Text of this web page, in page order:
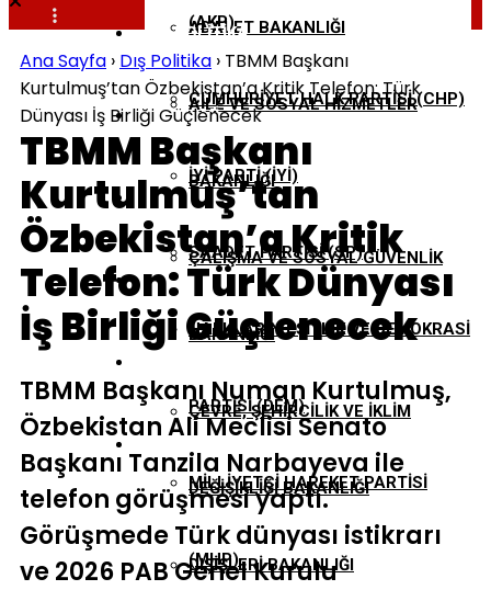
(AKP)
CUMHURIYET HALK PARTISI (CHP)
İYI PARTI (İYİ)
SAADET PARTISI (SP)
HALKLARIN EŞITLIK VE DEMOKRASI
PARTISI (DEM)
MILLIYETÇI HAREKET PARTISI
(MHP)
ADALET BAKANLIĞI
AILE VE SOSYAL HIZMETLER
BAKANLIĞI
ÇALIŞMA VE SOSYAL GÜVENLIK
BAKANLIĞI
ÇEVRE, ŞEHIRCILIK VE İKLIM
DEĞIŞIKLIĞI BAKANLIĞI
DIŞIŞLERI BAKANLIĞI
DIŞ POLITIKA
EKONOMI
GÜNDEM
TBMM
Ana Sayfa › Dış Politika › TBMM Başkanı
Kurtulmuş’tan Özbekistan’a Kritik Telefon: Türk
Dünyası İş Birliği Güçlenecek
TBMM Başkanı
Kurtulmuş’tan
Özbekistan’a Kritik
Telefon: Türk Dünyası
İş Birliği Güçlenecek
TBMM Başkanı Numan Kurtulmuş,
Özbekistan Ali Meclisi Senato
Başkanı Tanzila Narbayeva ile
telefon görüşmesi yaptı.
Görüşmede Türk dünyası istikrarı
ve 2026 PAB Genel Kurulu